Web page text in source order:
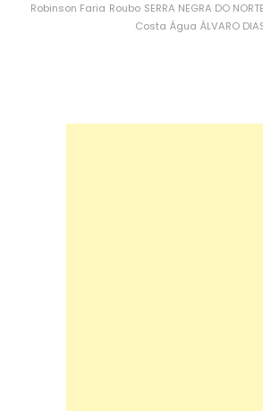
Robinson Faria Roubo SERRA NEGRA DO NORTE
Costa Água ÁLVARO